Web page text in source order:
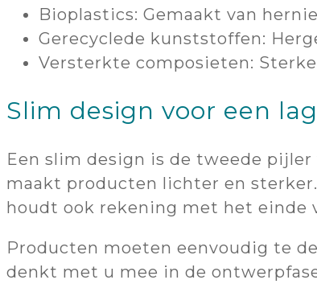
Bioplastics: Gemaakt van
Gerecyclede kunststoffen:
Versterkte composieten:
Slim design voor een
Een slim design is de tweede
maakt producten lichter en
houdt ook rekening met het einde
Producten moeten eenvoudig te
denkt met u mee in de